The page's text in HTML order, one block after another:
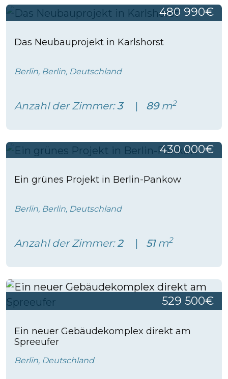
480 990€
Das Neubauprojekt in Karlshorst
Berlin, Berlin, Deutschland
Anzahl der Zimmer:3 89m2
430 000€
Ein grünes Projekt in Berlin-Pankow
Berlin, Berlin, Deutschland
Anzahl der Zimmer:2 51m2
529 500€
Ein neuer Gebäudekomplex direkt am
Spreeufer
Berlin, Deutschland